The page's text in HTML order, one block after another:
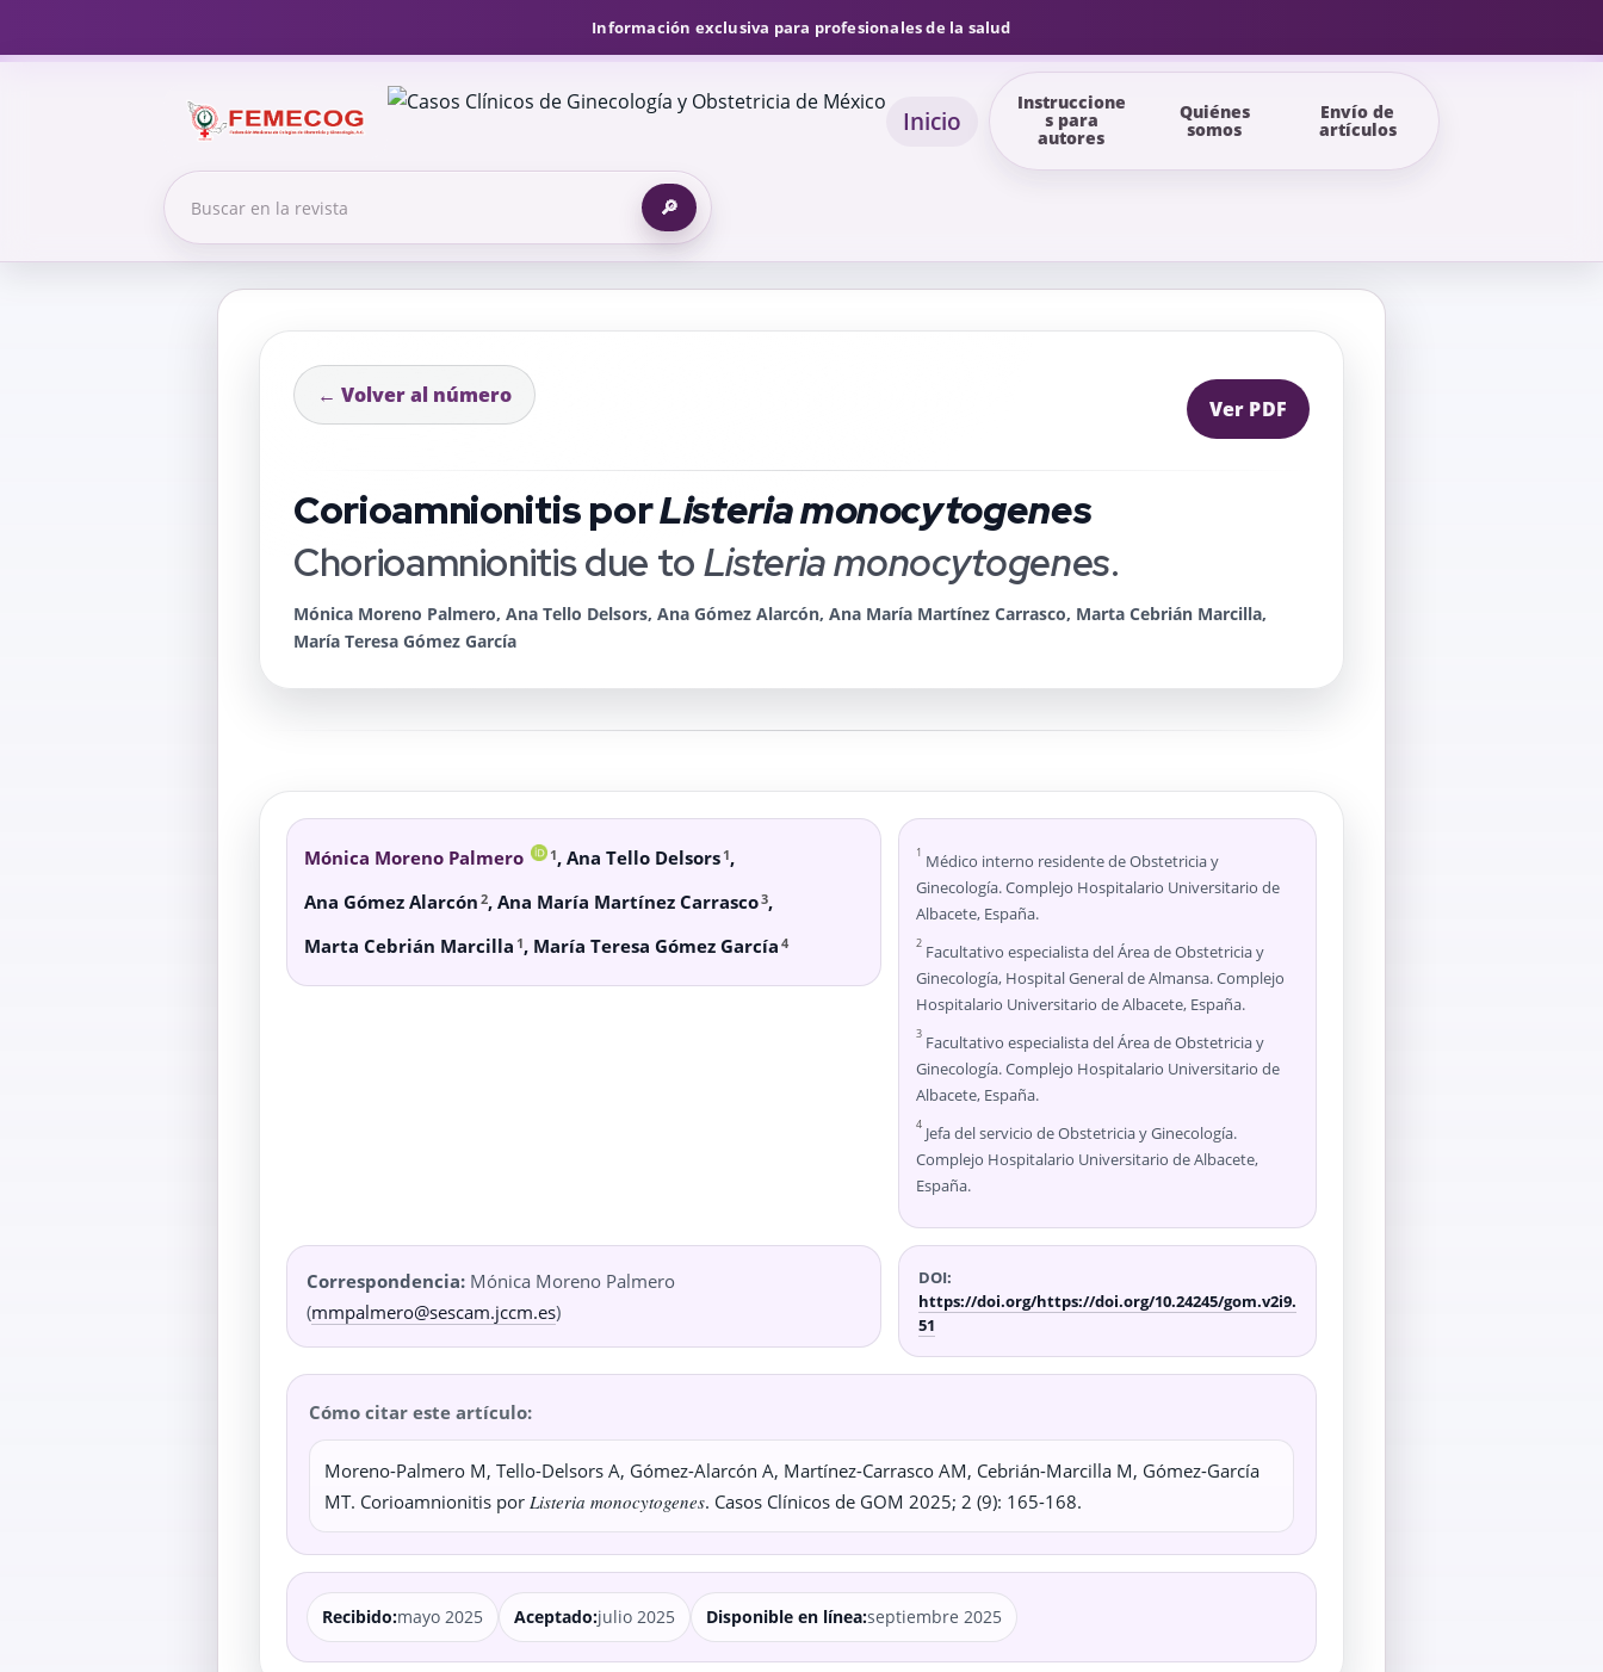
Información exclusiva para profesionales de la salud
Inicio
Instruccione
s para
autores
Quiénes
somos
Envío de
artículos
🔎
← Volver al número
Ver PDF
Corioamnionitis porListeria monocytogenes
Chorioamnionitis due toListeria monocytogenes.
Mónica Moreno Palmero, Ana Tello Delsors, Ana Gómez Alarcón, Ana María Martínez Carrasco, Marta Cebrián Marcilla,
María Teresa Gómez García
Mónica Moreno Palmero 1, Ana Tello Delsors 1,
Ana Gómez Alarcón 2, Ana María Martínez Carrasco3,
Marta Cebrián Marcilla 1, María Teresa Gómez García 4
1 Médico interno residente de Obstetricia y
Ginecología. Complejo Hospitalario Universitario de
Albacete, España.
2Facultativo especialista del Área de Obstetricia y
Ginecología, Hospital General de Almansa. Complejo
Hospitalario Universitario de Albacete, España.
3Facultativo especialista del Área de Obstetricia y
Ginecología. Complejo Hospitalario Universitario de
Albacete, España.
4Jefa del servicio de Obstetricia y Ginecología.
Complejo Hospitalario Universitario de Albacete,
España.
Correspondencia: Mónica Moreno Palmero
(mmpalmero@sescam.jccm.es)
DOI:
https://doi.org/https://doi.org/10.24245/gom.v2i9.
51
Recibido:mayo 2025 Aceptado:julio 2025 Disponible en línea:septiembre 2025
Cómo citar este artículo:
Moreno-Palmero M, Tello-Delsors A, Gómez-Alarcón A, Martínez-Carrasco AM, Cebrián-Marcilla M, Gómez-García
MT. Corioamnionitis por Listeria monocytogenes. Casos Clínicos de GOM 2025; 2 (9): 165-168.